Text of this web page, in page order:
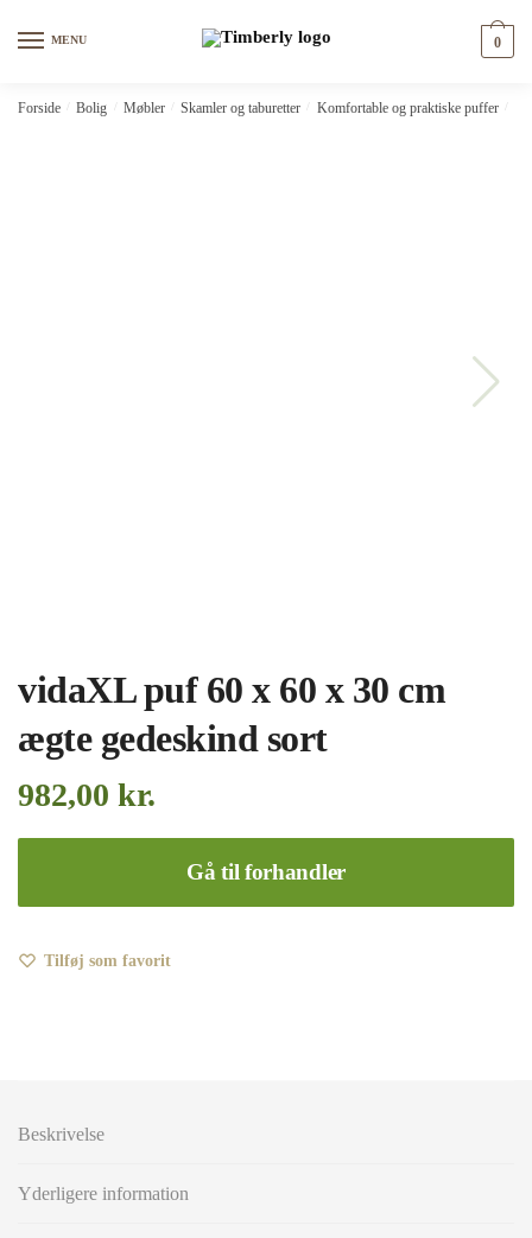
MENU 0
Forside Bolig Møbler Skamler og taburetter Komfortable og praktiske puffer
vidaXL puf 60 x 60 x 30 cm
ægte gedeskind sort
982,00 kr.
Gå til forhandler
Tilføj som favorit
Beskrivelse
Yderligere information